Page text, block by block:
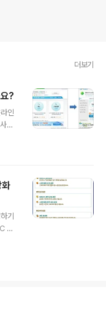
더보기
?
인
이
러
과,
급
자
이
자
기
토
게
V